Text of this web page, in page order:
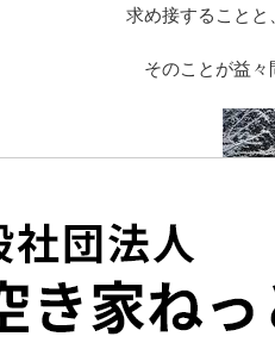
求め接することと
そのことが益